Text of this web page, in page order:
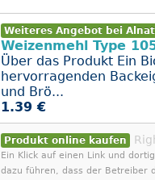
Weiteres Angebot bei
Weizenmehl Type
Über das Produkt Ein
hervorragenden
und Brö...
1.39 €
Produkt online kaufen
Ein Klick auf einen Link und
dazu führen, dass der Betreiber